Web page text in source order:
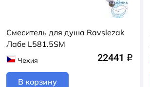
Смеситель для душа Ravslezak
Лабе L581.5SM
Чехия 22441 q
В корзину